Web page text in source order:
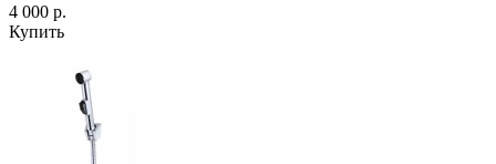
4 000 р.
Купить